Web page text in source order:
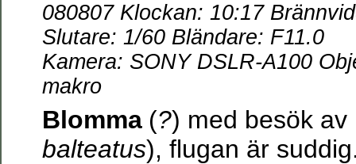
080807 Klockan: 10:17
Slutare: 1/60 Bländare: F11.0
Kamera: SONY DSLR-A100
makro
Blomma (?) med besök av
balteatus), flugan är